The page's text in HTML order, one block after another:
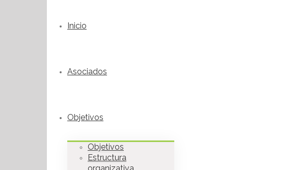
Inicio
Asociados
Objetivos
Objetivos
Estructura